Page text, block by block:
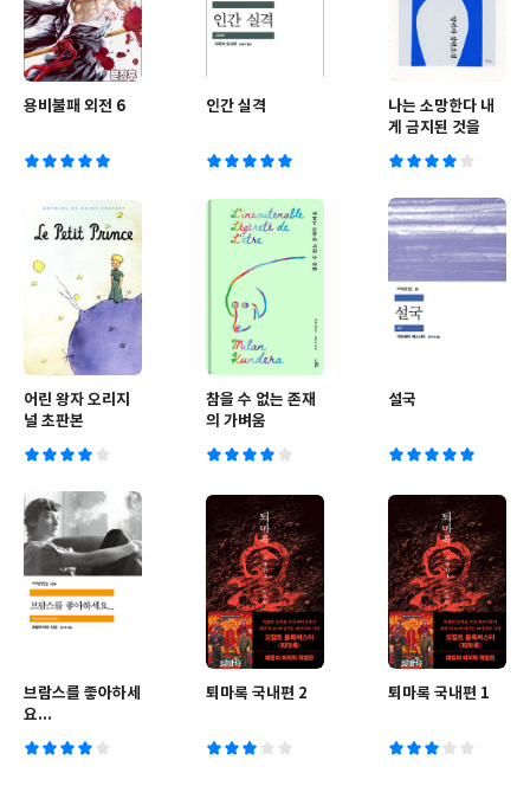
용비불패 외전 6 인간 실격
나는 소망한다 내
게 금지된 것을
어린 왕자 오리지
널 초판본
참을 수 없는 존재
의 가벼움
설국
브람스를 좋아하세
요...
퇴마록 국내편 2 퇴마록 국내편 1